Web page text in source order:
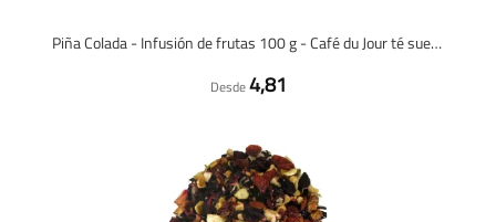
Piña Colada - Infusión de frutas 100 g - Café du Jour té suelto
Desde4,81